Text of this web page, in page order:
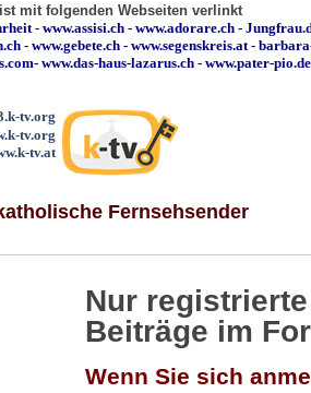
mit folgenden Webseiten verlinkt
- www.assisi.ch - www.adorare.ch -
- www.gebete.ch - www.segenskreis.at -
- www.das-haus-lazarus.ch - www.pater-pio.de
tv.org
tv.org
tv.at
Fernsehsender
Nur
Beiträge im
Wenn Sie sich